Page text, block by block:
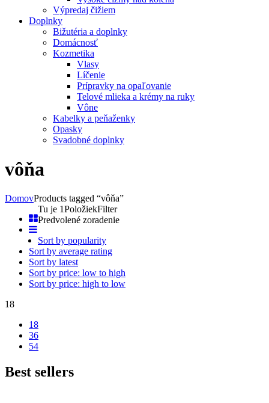
Výpredaj čižiem
Doplnky
Bižutéria a doplnky
Domácnosť
Kozmetika
Vlasy
Líčenie
Prípravky na opaľovanie
Telové mlieka a krémy na ruky
Vône
Kabelky a peňaženky
Opasky
Svadobné doplnky
vôňa
DomovProducts tagged “vôňa”
Tu je 1PoložiekFilter
Predvolené zoradenie
Sort by popularity
Sort by average rating
Sort by latest
Sort by price: low to high
Sort by price: high to low
18
18
36
54
Best sellers